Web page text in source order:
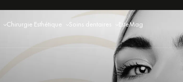
Chirurgie Esthétique Soins dentaires EsteMag